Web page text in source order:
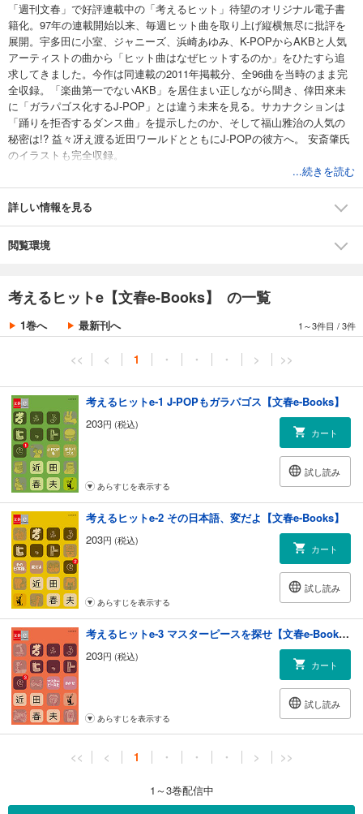
「週刊文春」で好評連載中の「考えるヒット」待望のオリジナル電子書
籍化。97年の連載開始以来、毎週ヒット曲を取り上げ縦横無尽に批評を
展開。宇多田に小室、ジャニーズ、浜崎あゆみ、K-POPからAKBと人気
アーティストの曲から「ヒット曲はなぜヒットするのか」をひたすら追
求してきました。今作は同連載の2011年掲載分、全96曲を当時のまま完
全収録。「楽曲第一でないAKB」を居住まい正しながら聞き、倖田來未
に「ガラパゴス化するJ-POP」とは違う未来を見る。サカナクションは
「踊りを拒否するダンス曲」を提示したのか、そして福山雅治の人気の
秘密は!? 益々冴え渡る近田ワールドとともにJ-POPの彼方へ。 安斎肇氏
のイラストも完全収録。
...続きを読む
詳しい情報を見る
閲覧環境
考えるヒットe【文春e-Books】 の一覧
1巻へ 最新刊へ 1～3件目 /3件
<< < 1 ・ ・ ・ > >>
考えるヒットe-1 J-POPもガラパゴス【文春e-Books】
203円 (税込)
カート
試し読み
あらすじを表示する
考えるヒットe-2 その日本語、変だよ【文春e-Books】
203円 (税込)
カート
試し読み
あらすじを表示する
考えるヒットe-3 マスターピースを探せ【文春e-Books】
203円 (税込)
カート
試し読み
あらすじを表示する
<< < 1 ・ ・ ・ > >>
1～3巻配信中